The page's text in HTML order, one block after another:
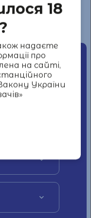
18
надаєте
про
на сайті,
Закону України
11-А